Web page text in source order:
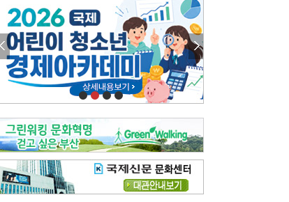
한방치료, 통증 관리의 새 해법
정영자 시민기자의 웰니스 [전체보기]
습한 여름…몸 깨우는 ‘순환 처방전’
자연·쉼에서 찾는 ‘웰니스 처방전’
조성우의 한방 이야기[전체보기]
봄의 설렘보다 먼저 내 몸의 달램
진료실에서[전체보기]
B형 간염은 ‘간암 시한폭탄’…비활동기 환자도 꼭 6개월 주기 검사
최수지의 한방 이야기 [전체보기]
‘생리 안 해서 편하다’는 위험한 착각